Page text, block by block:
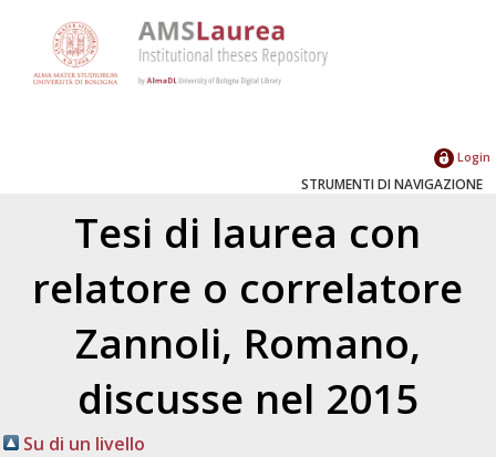
Login
STRUMENTI DI NAVIGAZIONE
Tesi di laurea con
relatore o correlatore
Zannoli, Romano,
discusse nel 2015
Su di un livello